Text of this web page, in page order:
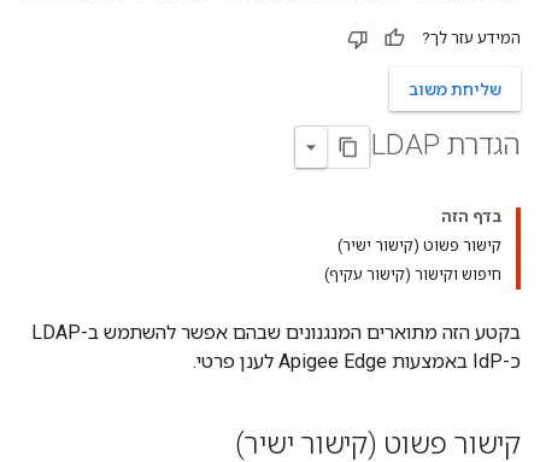
המידע עזר לך?
שליחת משוב
הגדרת LDAP
בדף הזה
קישור פשוט (קישור ישיר)
חיפוש וקישור (קישור עקיף)
בקטע הזה מתוארים המנגנונים שבהם אפשר להשתמש ב-LDAP
כ-IdP באמצעות Apigee Edge לענן פרטי.
קישור פשוט (קישור ישיר)